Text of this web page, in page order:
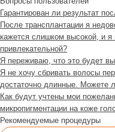
Гарантирован ли результат
После трансплантации я
кажется слишком высокой, и
привлекательной?
Я переживаю, что это будет
Я не хочу сбривать волосы
достаточно длинные. Можете
Как будут учтены мои
микропигментации на коже
Рекомендуемые процедуры